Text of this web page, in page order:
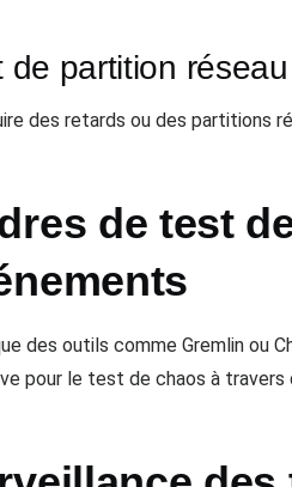
de partition réseau
des retards ou des partitions
de test
des outils comme Gremlin ou
pour le test de chaos à travers